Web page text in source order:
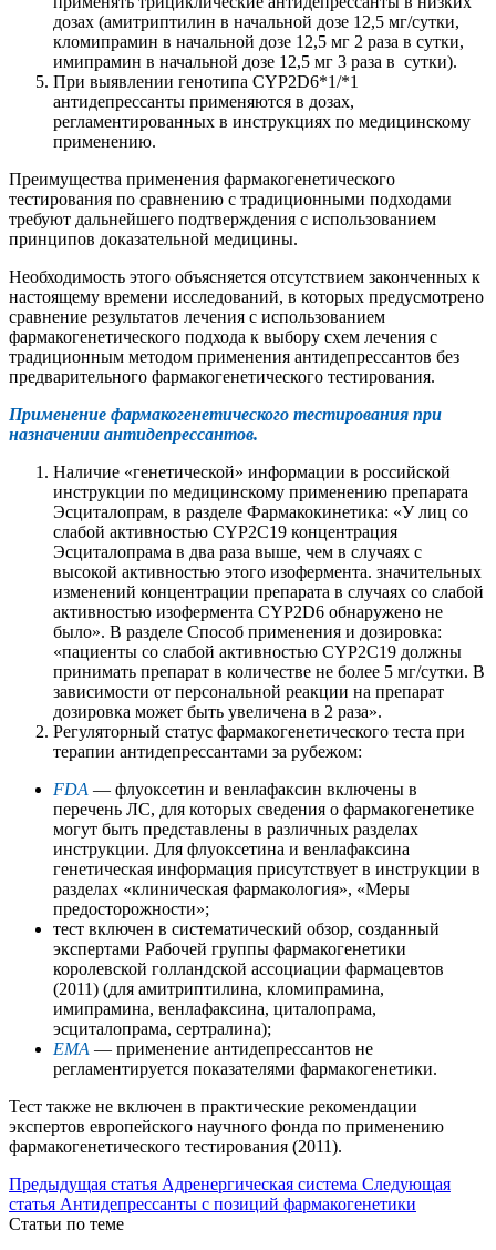
дозах (амитриптилин в начальной дозе 12,5 мг/сутки,
кломипрамин в начальной дозе 12,5 мг 2 раза в сутки,
имипрамин в начальной дозе 12,5 мг 3 раза в сутки).
При выявлении генотипа CYP2D6*1/*1
антидепрессанты применяются в дозах,
регламентированных в инструкциях по медицинскому
применению.
Преимущества применения фармакогенетического
тестирования по сравнению с традиционными подходами
требуют дальнейшего подтверждения с использованием
принципов доказательной медицины.
Необходимость этого объясняется отсутствием законченных к
настоящему времени исследований, в которых предусмотрено
сравнение результатов лечения с использованием
фармакогенетического подхода к выбору схем лечения с
традиционным методом применения антидепрессантов без
предварительного фармакогенетического тестирования.
Применение фармакогенетического тестирования при
назначении антидепрессантов.
Наличие «генетической» информации в российской
инструкции по медицинскому применению препарата
Эсциталопрам, в разделе Фармакокинетика: «У лиц со
слабой активностью CYP2C19 концентрация
Эсциталопрама в два раза выше, чем в случаях с
высокой активностью этого изофермента. значительных
изменений концентрации препарата в случаях со слабой
активностью изофермента CYP2D6 обнаружено не
было». В разделе Способ применения и дозировка:
«пациенты со слабой активностью CYP2C19 должны
принимать препарат в количестве не более 5 мг/сутки. В
зависимости от персональной реакции на препарат
дозировка может быть увеличена в 2 раза».
Регуляторный статус фармакогенетического теста при
терапии антидепрессантами за рубежом:
FDA — флуоксетин и венлафаксин включены в
перечень ЛС, для которых сведения о фармакогенетике
могут быть представлены в различных разделах
инструкции. Для флуоксетина и венлафаксина
генетическая информация присутствует в инструкции в
разделах «клиническая фармакология», «Меры
предосторожности»;
тест включен в систематический обзор, созданный
экспертами Рабочей группы фармакогенетики
королевской голландской ассоциации фармацевтов
(2011) (для амитриптилина, кломипрамина,
имипрамина, венлафаксина, циталопрама,
эсциталопрама, сертралина);
EMA — применение антидепрессантов не
регламентируется показателями фармакогенетики.
Тест также не включен в практические рекомендации
экспертов европейского научного фонда по применению
фармакогенетического тестирования (2011).
Предыдущая статья Адренергическая система Следующая
статья Антидепрессанты с позиций фармакогенетики
Статьи по теме